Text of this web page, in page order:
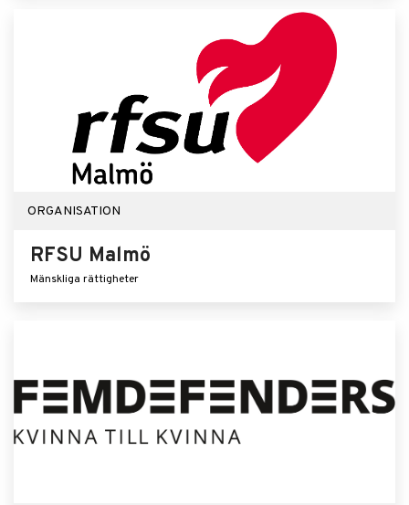
ORGANISATION
RFSU Malmö
Mänskliga rättigheter